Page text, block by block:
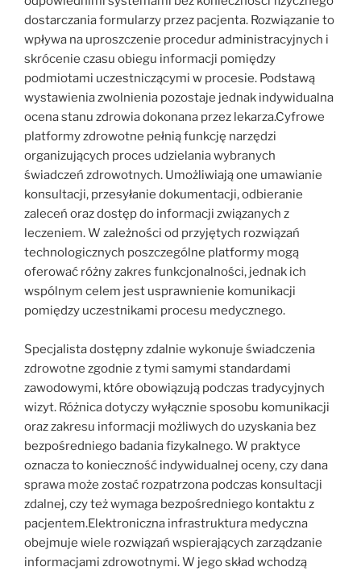
dostarczania formularzy przez pacjenta. Rozwiązanie to
wpływa na uproszczenie procedur administracyjnych i
skrócenie czasu obiegu informacji pomiędzy
podmiotami uczestniczącymi w procesie. Podstawą
wystawienia zwolnienia pozostaje jednak indywidualna
ocena stanu zdrowia dokonana przez lekarza.Cyfrowe
platformy zdrowotne pełnią funkcję narzędzi
organizujących proces udzielania wybranych
świadczeń zdrowotnych. Umożliwiają one umawianie
konsultacji, przesyłanie dokumentacji, odbieranie
zaleceń oraz dostęp do informacji związanych z
leczeniem. W zależności od przyjętych rozwiązań
technologicznych poszczególne platformy mogą
oferować różny zakres funkcjonalności, jednak ich
wspólnym celem jest usprawnienie komunikacji
pomiędzy uczestnikami procesu medycznego.
Specjalista dostępny zdalnie wykonuje świadczenia
zdrowotne zgodnie z tymi samymi standardami
zawodowymi, które obowiązują podczas tradycyjnych
wizyt. Różnica dotyczy wyłącznie sposobu komunikacji
oraz zakresu informacji możliwych do uzyskania bez
bezpośredniego badania fizykalnego. W praktyce
oznacza to konieczność indywidualnej oceny, czy dana
sprawa może zostać rozpatrzona podczas konsultacji
zdalnej, czy też wymaga bezpośredniego kontaktu z
pacjentem.Elektroniczna infrastruktura medyczna
obejmuje wiele rozwiązań wspierających zarządzanie
informacjami zdrowotnymi. W jego skład wchodzą